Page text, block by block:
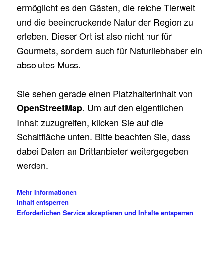
ermöglicht es den Gästen, die reiche Tierwelt
und die beeindruckende Natur der Region zu
erleben. Dieser Ort ist also nicht nur für
Gourmets, sondern auch für Naturliebhaber ein
absolutes Muss.
Sie sehen gerade einen Platzhalterinhalt von
OpenStreetMap. Um auf den eigentlichen
Inhalt zuzugreifen, klicken Sie auf die
Schaltfläche unten. Bitte beachten Sie, dass
dabei Daten an Drittanbieter weitergegeben
werden.
Mehr Informationen
Inhalt entsperren
Erforderlichen Service akzeptieren und Inhalte entsperren